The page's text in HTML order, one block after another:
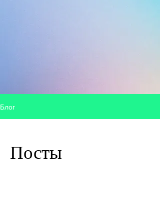
Блог
Посты